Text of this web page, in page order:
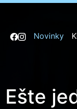
Novinky